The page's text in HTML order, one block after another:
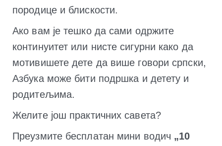
породице и блискости.
Ако вам је тешко да сами одржите
континуитет или нисте сигурни како да
мотивишете дете да више говори српски,
Азбука може бити подршка и детету и
родитељима.
Желите још практичних савета?
Преузмите бесплатан мини водич „10